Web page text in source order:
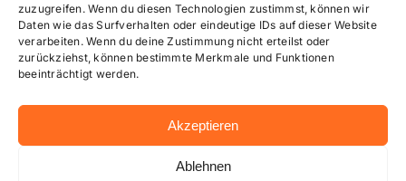
zuzugreifen. Wenn du diesen Technologien zustimmst, können wir
Daten wie das Surfverhalten oder eindeutige IDs auf dieser Website
verarbeiten. Wenn du deine Zustimmung nicht erteilst oder
zurückziehst, können bestimmte Merkmale und Funktionen
beeinträchtigt werden.
Akzeptieren
Ablehnen
Cookie-Richtlinie (EU)
Mediendaten
© 2026 - Wiesbadenaktuell ...online besser informiert!